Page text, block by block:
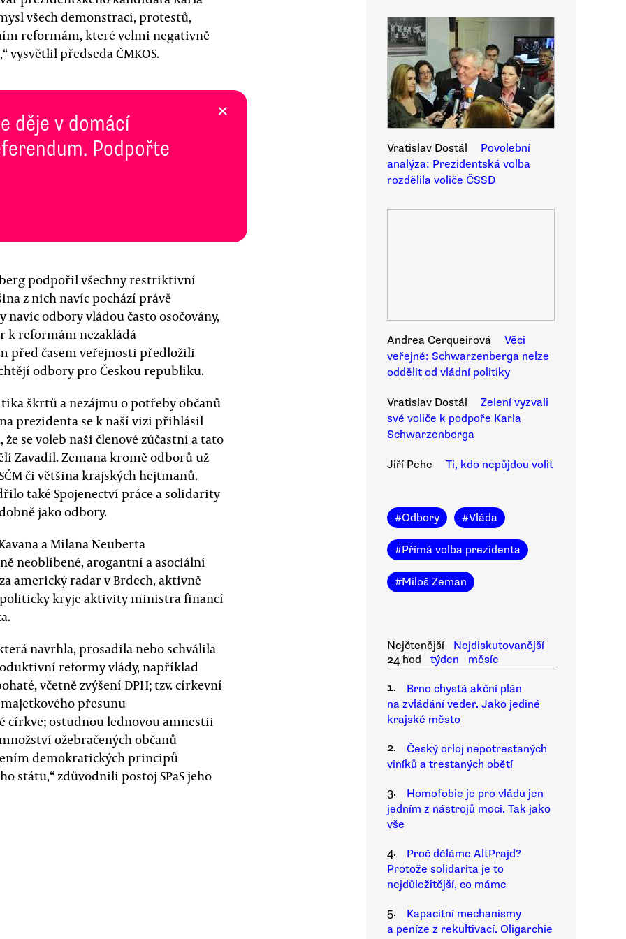
všech demonstrací, protestů,
reformám, které velmi negativně
vysvětlil předseda ČMKOS.
děje v domácí
Podpořte
×
podpořil všechny restriktivní
z nich navíc pochází právě
odbory vládou často osočovány,
k reformám nezakládá
před časem veřejnosti předložili
odbory pro Českou republiku.
škrtů a nezájmu o potřeby občanů
prezidenta se k naší vizi přihlásil
že se voleb naši členové zúčastní a tato
Zavadil. Zemana kromě odborů už
či většina krajských hejtmanů.
také Spojenectví práce a solidarity
jako odbory.
a Milana Neuberta
neoblíbené, arogantní a asociální
americký radar v Brdech, aktivně
politicky kryje aktivity ministra financí
navrhla, prosadila nebo schválila
reformy vlády, například
včetně zvýšení DPH; tzv. církevní
přesunu
církve; ostudnou lednovou amnestii
ožebračených občanů
demokratických principů
státu,“ zdůvodnili postoj SPaS jeho
Vratislav Dostál
Povolební
analýza: Prezidentská volba
rozdělila voliče ČSSD
Andrea Cerqueirová
Věci
veřejné: Schwarzenberga nelze
oddělit od vládní politiky
Vratislav Dostál
Zelení vyzvali
své voliče k podpoře Karla
Schwarzenberga
Jiří Pehe Ti, kdo nepůjdou volit
#Odbory #Vláda
#Přímá volba prezidenta
#Miloš Zeman
Nejčtenější
Nejdiskutovanější
24 hod
týden
měsíc
1.
Brno chystá akční plán
na zvládání veder. Jako jediné
krajské město
2.
Český orloj nepotrestaných
viníků a trestaných obětí
3.
Homofobie je pro vládu jen
jedním z nástrojů moci. Tak jako
vše
4.
Proč děláme AltPrajd?
Protože solidarita je to
nejdůležitější, co máme
5.
Kapacitní mechanismy
a peníze z rekultivací. Oligarchie